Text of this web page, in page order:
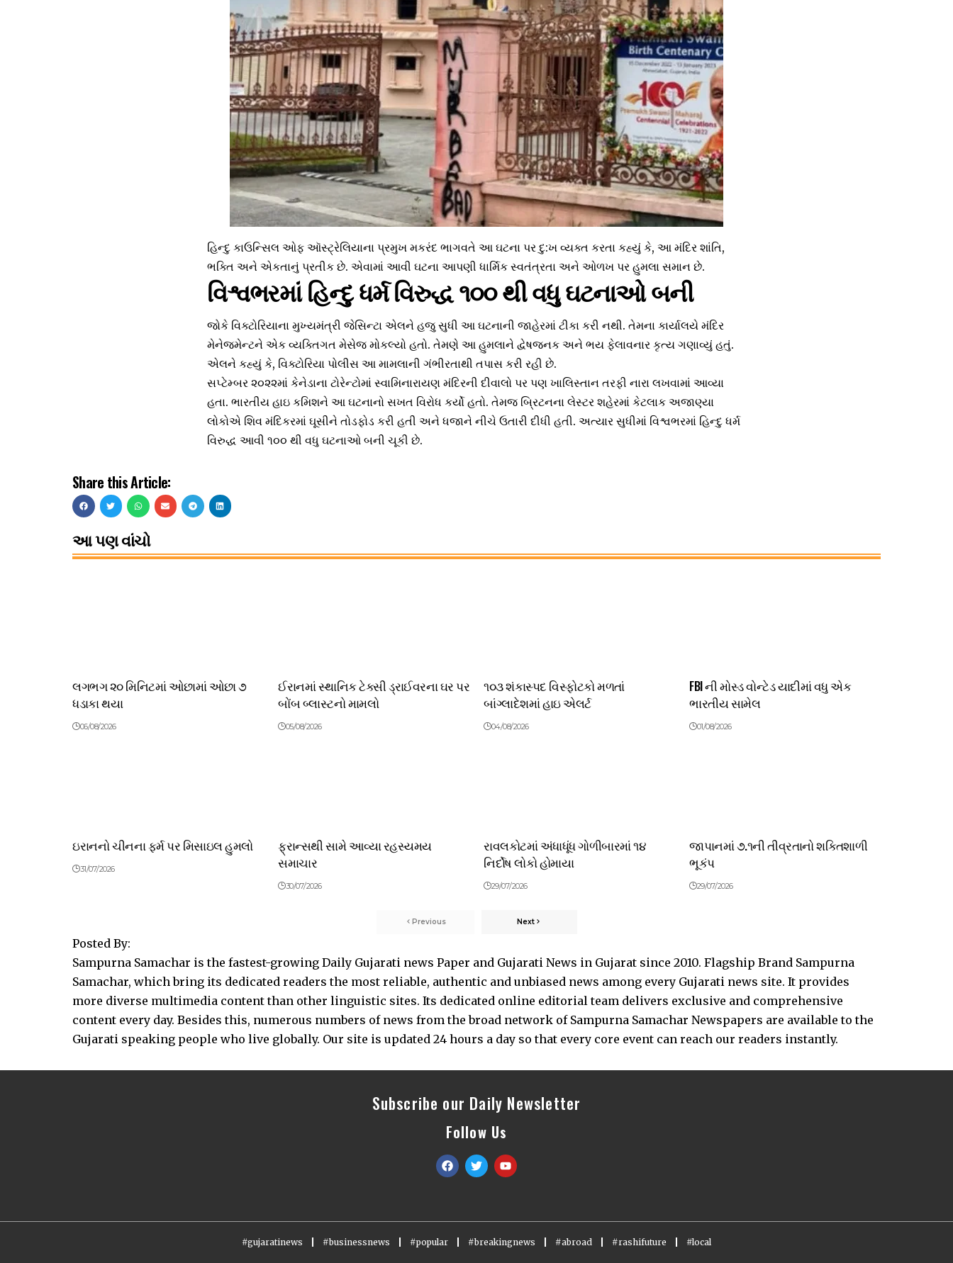
હિન્દુ કાઉન્સિલ ઓફ ઑસ્ટ્રેલિયાના પ્રમુખ મકરંદ ભાગવતે આ ઘટના પર દુ:ખ વ્યક્ત કરતા કહ્યું કે, આ મંદિર શાંતિ,
ભક્તિ અને એકતાનું પ્રતીક છે. એવામાં આવી ઘટના આપણી ધાર્મિક સ્વતંત્રતા અને ઓળખ પર હુમલા સમાન છે.
વિશ્વભરમાં હિન્દુ ધર્મ વિરુદ્ધ ૧૦૦ થી વધુ ઘટનાઓ બની
જોકે વિક્ટોરિયાના મુખ્યમંત્રી જેસિન્ટા એલને હજુ સુધી આ ઘટનાની જાહેરમાં ટીકા કરી નથી. તેમના કાર્યાલયે મંદિર
મેનેજમેન્ટને એક વ્યક્તિગત મેસેજ મોકલ્યો હતો. તેમણે આ હુમલાને દ્વેષજનક અને ભય ફેલાવનાર કૃત્ય ગણાવ્યું હતું.
એલને કહ્યું કે, વિક્ટોરિયા પોલીસ આ મામલાની ગંભીરતાથી તપાસ કરી રહી છે.
સપ્ટેમ્બર ૨૦૨૨માં કેનેડાના ટોરેન્ટોમાં સ્વામિનારાયણ મંદિરની દીવાલો પર પણ ખાલિસ્તાન તરફી નારા લખવામાં આવ્યા
હતા. ભારતીય હાઇ કમિશને આ ઘટનાનો સખત વિરોધ કર્યો હતો. તેમજ બ્રિટનના લેસ્ટર શહેરમાં કેટલાક અજાણ્યા
લોકોએ શિવ મંદિકરમાં ઘૂસીને તોડફોડ કરી હતી અને ધજાને નીચે ઉતારી દીધી હતી. અત્યાર સુધીમાં વિશ્વભરમાં હિન્દુ ધર્મ
વિરુદ્ધ આવી ૧૦૦ થી વધુ ઘટનાઓ બની ચૂકી છે.
Share this Article:
આ પણ વાંચો
લગભગ ૨૦ મિનિટમાં ઓછામાં ઓછા ૭
ધડાકા થયા
06/08/2026
ઈરાનમાં સ્થાનિક ટેક્સી ડ્રાઈવરના ઘર પર
બોંબ બ્લાસ્ટનો મામલો
05/08/2026
૧૦૩ શંકાસ્પદ વિસ્ફોટકો મળતાં
બાંગ્લાદેશમાં હાઇ એલર્ટ
04/08/2026
FBI ની મોસ્ડ વોન્ટેડ યાદીમાં વધુ એક
ભારતીય સામેલ
01/08/2026
ઇરાનનો ચીનના ફર્મ પર મિસાઇલ હુમલો
31/07/2026
ફ્રાન્સથી સામે આવ્યા રહસ્યમય
સમાચાર
30/07/2026
રાવલકોટમાં અંધાધૂંધ ગોળીબારમાં ૧૪
નિર્દોષ લોકો હોમાયા
29/07/2026
જાપાનમાં ૭.૧ની તીવ્રતાનો શક્તિશાળી
ભૂકંપ
29/07/2026
Previous Next
Posted By:
Sampurna Samachar is the fastest-growing Daily Gujarati news Paper and Gujarati News in Gujarat since 2010. Flagship Brand Sampurna
Samachar, which bring its dedicated readers the most reliable, authentic and unbiased news among every Gujarati news site. It provides
more diverse multimedia content than other linguistic sites. Its dedicated online editorial team delivers exclusive and comprehensive
content every day. Besides this, numerous numbers of news from the broad network of Sampurna Samachar Newspapers are available to the
Gujarati speaking people who live globally. Our site is updated 24 hours a day so that every core event can reach our readers instantly.
Subscribe our Daily Newsletter
Follow Us
#gujaratinews #businessnews #popular #breakingnews #abroad #rashifuture #local